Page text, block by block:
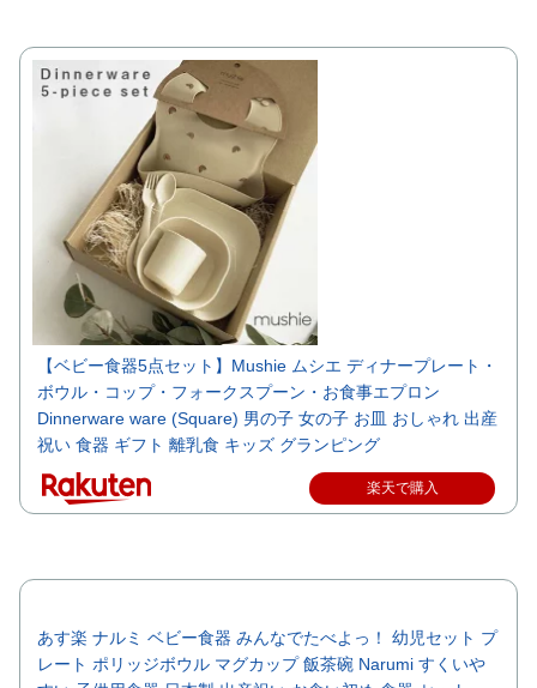
【ベビー食器5点セット】Mushie ムシエ ディナープレート・
ボウル・コップ・フォークスプーン・お食事エプロン
Dinnerware ware (Square) 男の子 女の子 お皿 おしゃれ 出産
祝い 食器 ギフト 離乳食 キッズ グランピング
楽天で購入
あす楽 ナルミ ベビー食器 みんなでたべよっ！ 幼児セット プ
レート ポリッジボウル マグカップ 飯茶碗 Narumi すくいや